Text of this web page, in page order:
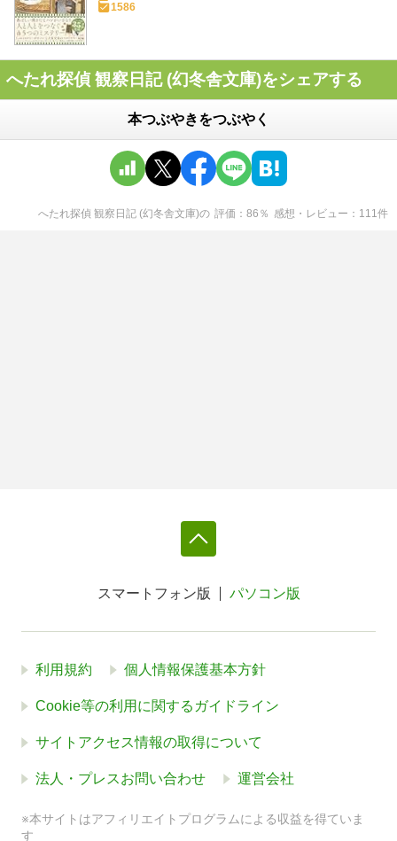
1586
へたれ探偵 観察日記 (幻冬舎文庫)をシェアする
本つぶやきをつぶやく
へたれ探偵 観察日記 (幻冬舎文庫)の 評価 86 ％ 感想・レビュー 111件
スマートフォン版 パソコン版
利用規約 個人情報保護基本方針
Cookie等の利用に関するガイドライン
サイトアクセス情報の取得について
法人・プレスお問い合わせ 運営会社
※本サイトはアフィリエイトプログラムによる収益を得ていま
す